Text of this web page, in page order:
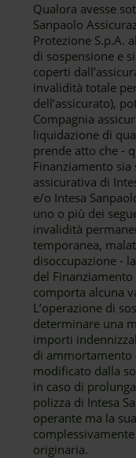
Qualora avesse
Sanpaolo
Protezione S.p.A.
di sospensione e
coperti
invalidità totale
dell’assicurato),
Compagnia
liquidazione di
prende atto che -
Finanziamento
assicurativa di
e/o Intesa
uno o più dei
invalidità
temporanea,
disoccupazione -
del
comporta alcuna
L’operazione di
determinare una
importi
di ammortamento
modificato dalla
in caso di
polizza di Intesa
operante ma la
originaria.